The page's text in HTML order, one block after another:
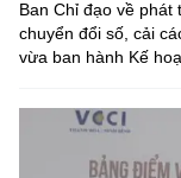
Ban Chỉ đạo về phát
chuyển đổi số, cải
vừa ban hành Kế